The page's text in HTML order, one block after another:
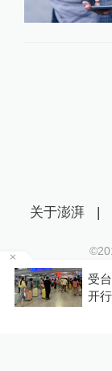
受
开
关于澎湃 |
沪ICP证
互联网